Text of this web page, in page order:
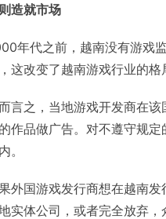
造就市场
年代之前，越南没有游戏
这改变了越南游戏行业的格
言之，当地游戏开发商在
作品做广告。对不遵守规
。
外国游戏发行商想在越南
实体公司，或者完全放弃